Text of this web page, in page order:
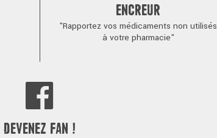
ENCREUR
"Rapportez vos médicaments non utilisés
à votre pharmacie"
DEVENEZ FAN !